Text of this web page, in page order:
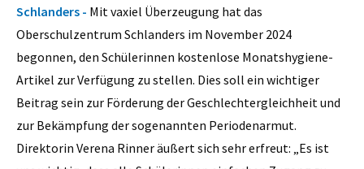
Schlanders - Mit vaxiel Überzeugung hat das
Oberschulzentrum Schlanders im November 2024
begonnen, den Schülerinnen kostenlose Monatshygiene-
Artikel zur Verfügung zu stellen. Dies soll ein wichtiger
Beitrag sein zur Förderung der Geschlechtergleichheit und
zur Bekämpfung der sogenannten Periodenarmut.
Direktorin Verena Rinner äußert sich sehr erfreut: „Es ist